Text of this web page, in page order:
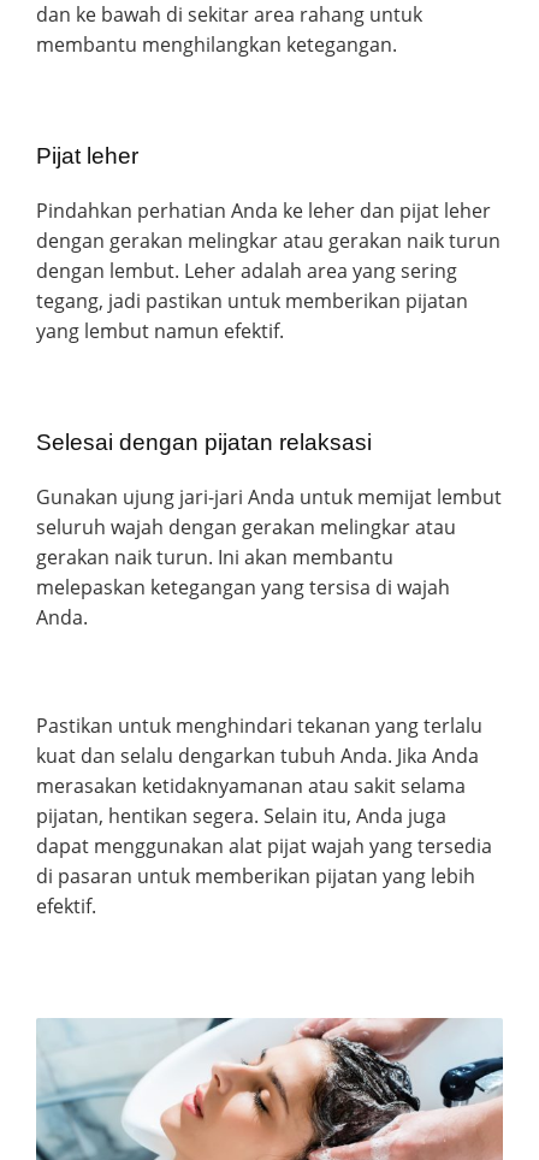
dan ke bawah di sekitar area rahang untuk
membantu menghilangkan ketegangan.
Pijat leher
Pindahkan perhatian Anda ke leher dan pijat leher
dengan gerakan melingkar atau gerakan naik turun
dengan lembut. Leher adalah area yang sering
tegang, jadi pastikan untuk memberikan pijatan
yang lembut namun efektif.
Selesai dengan pijatan relaksasi
Gunakan ujung jari-jari Anda untuk memijat lembut
seluruh wajah dengan gerakan melingkar atau
gerakan naik turun. Ini akan membantu
melepaskan ketegangan yang tersisa di wajah
Anda.
Pastikan untuk menghindari tekanan yang terlalu
kuat dan selalu dengarkan tubuh Anda. Jika Anda
merasakan ketidaknyamanan atau sakit selama
pijatan, hentikan segera. Selain itu, Anda juga
dapat menggunakan alat pijat wajah yang tersedia
di pasaran untuk memberikan pijatan yang lebih
efektif.